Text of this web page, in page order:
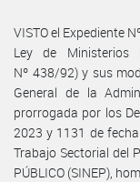
VISTO el Expediente
Ley de Ministerios
Nº 438/92) y sus
General de la
prorrogada por los
2023 y 1131 de
Trabajo Sectorial del
PÚBLICO (SINEP),